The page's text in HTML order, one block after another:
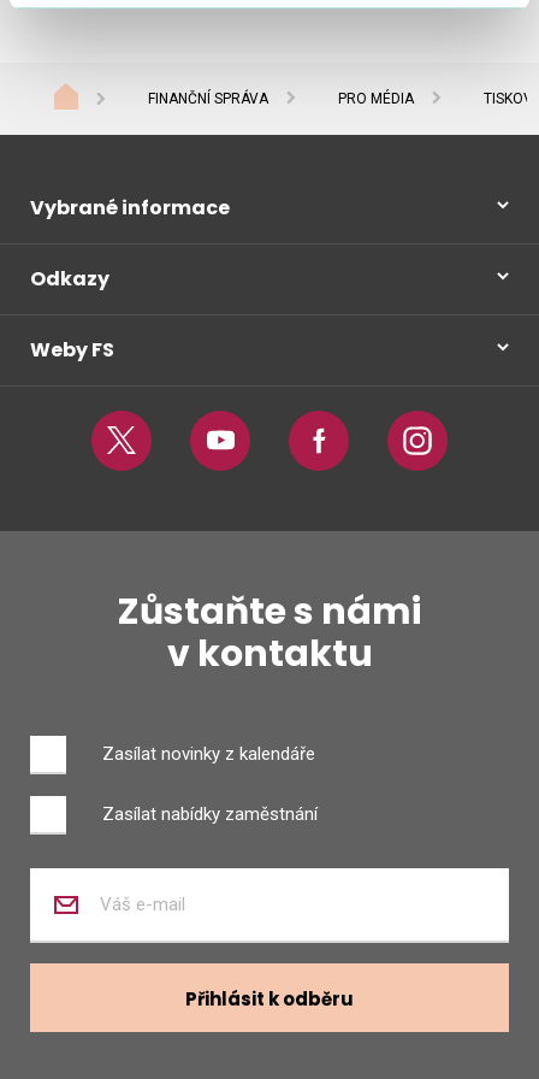
FINANČNÍ SPRÁVA PRO MÉDIA
Vybrané informace
Odkazy
Weby FS
Twitter Youtube Facebook Instagram
Zůstaňte s námi
v kontaktu
Zasílat novinky z kalendáře
Zasílat nabídky zaměstnání
váš
mail
Přihlásit k odběru